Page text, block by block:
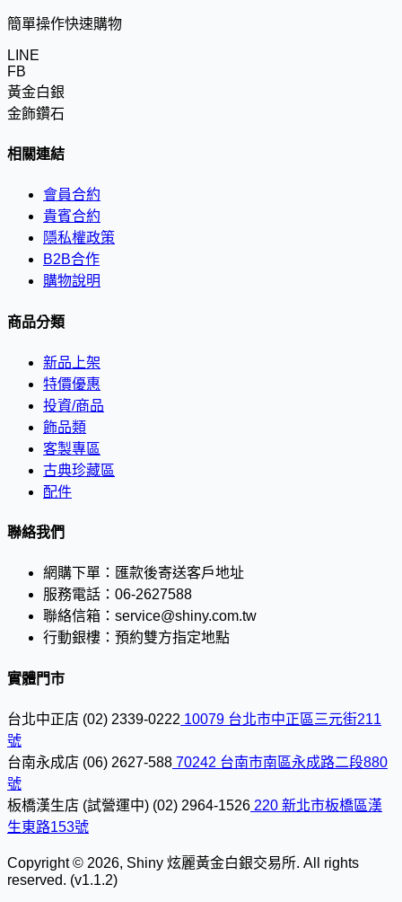
簡單操作快速購物
LINE
FB
黃金白銀
金飾鑽石
相關連結
會員合約
貴賓合約
隱私權政策
B2B合作
購物說明
商品分類
新品上架
特價優惠
投資/商品
飾品類
客製專區
古典珍藏區
配件
聯絡我們
網購下單： 匯款後寄送客戶地址
服務電話： 06-2627588
聯絡信箱： service@shiny.com.tw
行動銀樓： 預約雙方指定地點
實體門市
台北中正店 (02) 2339-0222 10079 台北市中正區三元街211
號
台南永成店 (06) 2627-588 70242 台南市南區永成路二段880
號
板橋漢生店 (試營運中) (02) 2964-1526 220 新北市板橋區漢
生東路153號
Copyright © 2026, Shiny 炫麗黃金白銀交易所. All rights
reserved. (v1.1.2)